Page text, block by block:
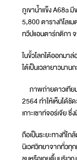
ภูเขาน้ำแข็ง A68a
5,800 ตารางกิโลเ
ทวีปแอนตาร์กติกา
ในขั้วโลกใต้ออกมา
ใต้เป็นเวลายาวนาน
ภาพถ่ายดาวเทีย
2564 ทำให้เห็นได้ชั
เกาะเซาท์จอร์เจีย
ถือเป็นระยะทางที่ใ
นิเวศวิทยาจากทั่วทุ